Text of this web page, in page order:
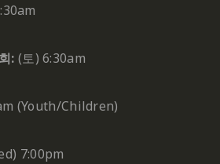
: (토) 6:30am
(Youth/Children)
7:00pm